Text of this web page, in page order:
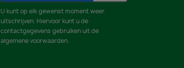
U kunt op elk gewenst moment weer
uitschrijven. Hiervoor kunt u de
contactgegevens gebruiken uit de
algemene voorwaarden.